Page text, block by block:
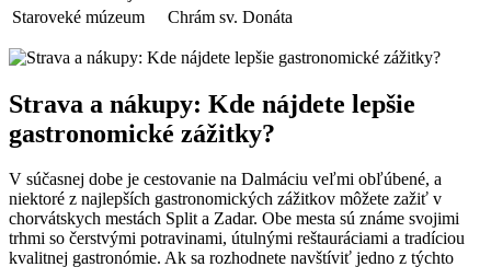
Staroveké múzeum
Chrám sv. Donáta
Strava a nákupy: Kde nájdete lepšie
gastronomické zážitky?
V súčasnej dobe je cestovanie na Dalmáciu veľmi obľúbené, a
niektoré z najlepších gastronomických zážitkov môžete zažiť v
chorvátskych mestách Split a Zadar. Obe mesta sú známe svojimi
trhmi so čerstvými potravinami, útulnými reštauráciami a tradíciou
kvalitnej gastronómie. Ak sa rozhodnete navštíviť jedno z týchto